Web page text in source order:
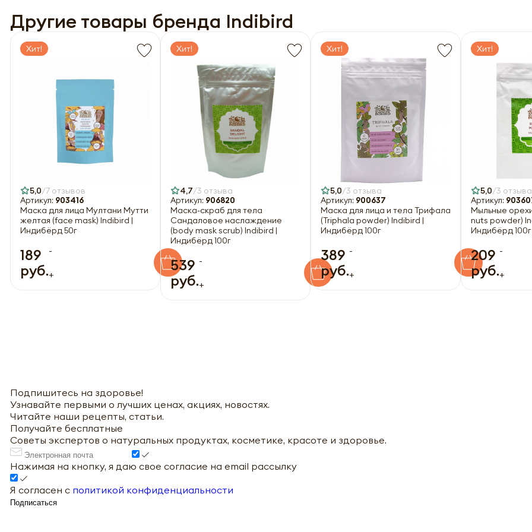
Другие товары бренда Indibird
Хит!
5,0 7 отзывов
Артикул: 903416
Маска для лица Мултани Мутти
желтая (face mask) Indibird |
Индибёрд 50г
189
руб.
-
+
Хит!
4,7 3 отзыва
Артикул: 906820
Маска-скраб для тела
Сандаловое наслаждение
(body mask scrub) Indibird |
Индибёрд 100г
539
руб.
-
+
Хит!
5,0 3 отзыва
Артикул: 900637
Маска для лица и тела Трифала
(Triphala powder) Indibird |
Индибёрд 100г
389
руб.
-
+
Хит!
5,0 3 отзыва
Артикул:
Мыльные
nuts powder)
Индибёрд 100г
209
руб.
-
+
Подпишитесь на здоровье!
Узнавайте первыми о лучших ценах, акциях, новостях.
Читайте наши рецепты, статьи.
Получайте бесплатные
Советы экспертов о натуральных продуктах, косметике, красоте и здоровье.
Нажимая на кнопку, я даю свое согласие на email рассылку
Я согласен с политикой конфиденциальности
Подписаться